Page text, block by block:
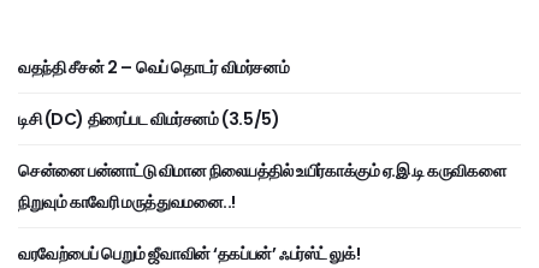
வதந்தி சீசன் 2 – வெப் தொடர் விமர்சனம்
டிசி (DC) திரைப்பட விமர்சனம் (3.5/5)
சென்னை பன்னாட்டு விமான நிலையத்தில் உயிர்காக்கும் ஏ.இ.டி கருவிகளை
நிறுவும் காவேரி மருத்துவமனை..!
வரவேற்பைப் பெறும் ஜீவாவின் ‘தகப்பன்’ ஃபர்ஸ்ட் லுக்!